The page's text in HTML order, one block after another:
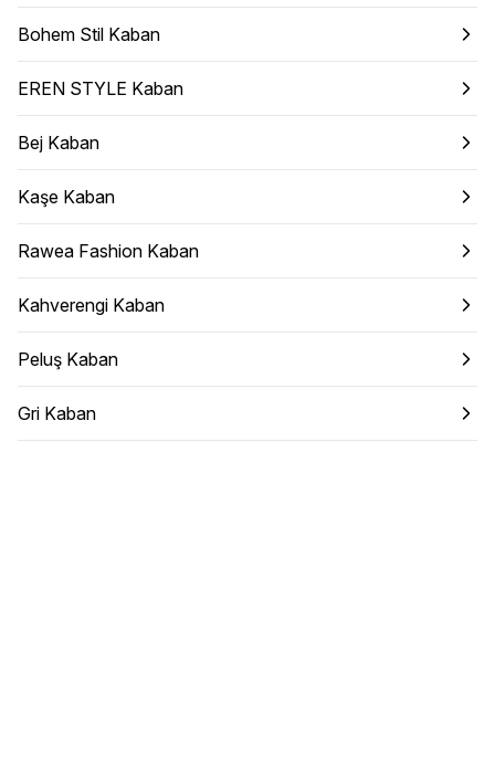
Bohem Stil Kaban
EREN STYLE Kaban
Bej Kaban
Kaşe Kaban
Rawea Fashion Kaban
Kahverengi Kaban
Peluş Kaban
Gri Kaban